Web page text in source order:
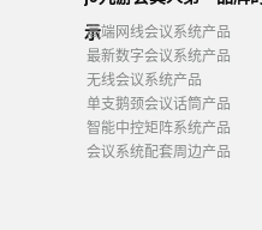
示
高端网线会议系统产品
最新数字会议系统产品
无线会议系统产品
单支鹅颈会议话筒产品
智能中控矩阵系统产品
会议系统配套周边产品